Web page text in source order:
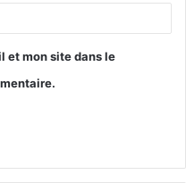
et mon site dans le